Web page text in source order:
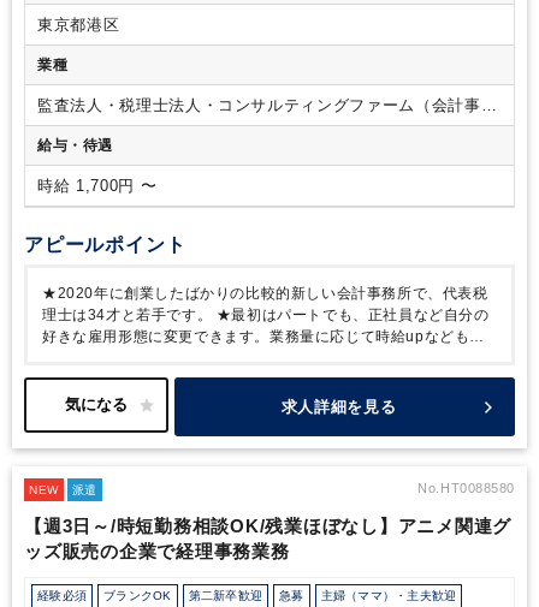
東京都港区
業種
監査法人・税理士法人・コンサルティングファーム（会計事務
所）
給与・待遇
時給 1,700円 〜
アピールポイント
★2020年に創業したばかりの比較的新しい会計事務所で、代表税
理士は34才と若手です。
★最初はパートでも、正社員など自分の
好きな雇用形態に変更できます。業務量に応じて時給upなども柔
て効率よく働けます！★しっかりサポート。作業中に不明点があ
った場合は遠慮なくご連絡ください。対面もしくはZoomももちろ
求人詳細を見る
NEW 派遣 No.HT0088580
【週3日～/時短勤務相談OK/残業ほぼなし】アニメ関連グ
ッズ販売の企業で経理事務業務
経験必須 ブランクOK 第二新卒歓迎 急募 主婦（ママ）・主夫歓迎